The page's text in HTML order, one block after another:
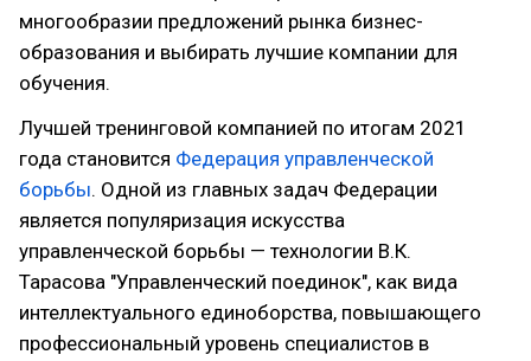
многообразии предложений рынка бизнес-
образования и выбирать лучшие компании для
обучения.
Лучшей тренинговой компанией по итогам 2021
года становится Федерация управленческой
борьбы. Одной из главных задач Федерации
является популяризация искусства
управленческой борьбы — технологии В.К.
Тарасова "Управленческий поединок", как вида
интеллектуального единоборства, повышающего
профессиональный уровень специалистов в